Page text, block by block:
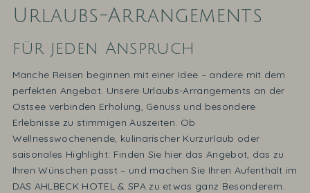
2
Urlaubs-Arrangements
für jeden Anspruch
Manche Reisen beginnen mit einer Idee – andere mit dem
perfekten Angebot. Unsere Urlaubs-Arrangements an der
Ostsee verbinden Erholung, Genuss und besondere
Erlebnisse zu stimmigen Auszeiten. Ob
Wellnesswochenende, kulinarischer Kurzurlaub oder
saisonales Highlight: Finden Sie hier das Angebot, das zu
Ihren Wünschen passt – und machen Sie Ihren Aufenthalt im
DAS AHLBECK HOTEL & SPA zu etwas ganz Besonderem.